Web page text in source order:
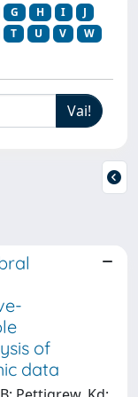
G H I
J
T U V
W
of
data